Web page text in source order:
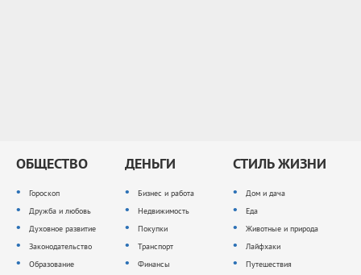
ОБЩЕСТВО
Гороскоп
Дружба и любовь
Духовное развитие
Законодательство
Образование
ДЕНЬГИ
Бизнес и работа
Недвижимость
Покупки
Транспорт
Финансы
СТИЛЬ ЖИЗНИ
Дом и дача
Еда
Животные и природа
Лайфхаки
Путешествия